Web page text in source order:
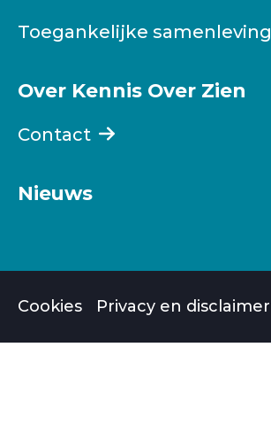
Toegankelijke samenleving
Over Kennis Over Zien
Contact
Nieuws
Cookies Privacy en disclaimer